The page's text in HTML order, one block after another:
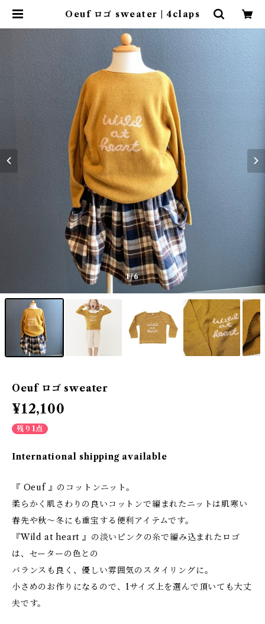
Oeuf ロゴ sweater | 4claps
1/6
Oeuf ロゴ sweater
¥12,100
残り1点
International shipping available
『 Oeuf 』のコットンニット。
柔らかく肌さわりの良いコットンで編まれたニットは肌寒い
春先や秋～冬にも重宝する便利アイテムです。
『Wild at heart 』の淡いピンクの糸で編み込まれたロゴ
は、セーターの色との
バランスも良く、優しい雰囲気のスタイリングに。
小さめのお作りになるので、1サイズ上を選んで頂いても大丈
夫です。